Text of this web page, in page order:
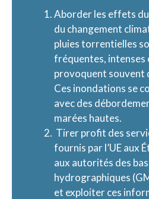
Aborder les effets
du changement
pluies torrentielles
fréquentes, intenses
provoquent souvent
Ces inondations se
avec des
marées hautes.
Tirer profit des
fournis par l’UE aux
aux autorités des
hydrographiques
et exploiter ces